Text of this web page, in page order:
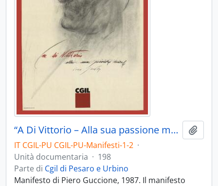
“A Di Vittorio – Alla sua passione morale” - 1987
IT CGIL-PU CGIL-PU-Manifesti-1-2 ·
Unità documentaria · 198
Parte di Cgil di Pesaro e Urbino
Manifesto di Piero Guccione, 1987. Il manifesto